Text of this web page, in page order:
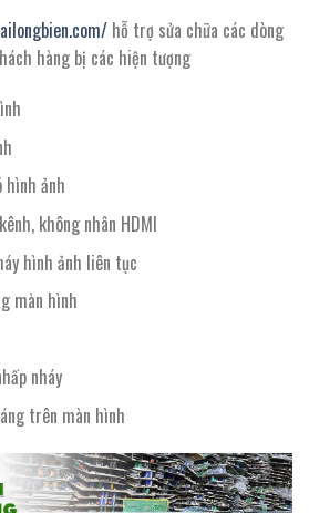
hỗ trợ sửa chữa các dòng
hàng bị các hiện tượng
hình ảnh
không nhân HDMI
hình ảnh liên tục
màn hình
nháy
trên màn hình